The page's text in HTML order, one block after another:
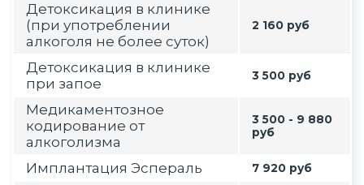
Детоксикация в клинике
(при употреблении
алкоголя не более суток)
2 160 руб
Детоксикация в клинике
при запое
3 500 руб
Медикаментозное
кодирование от
алкоголизма
3 500 - 9 880
руб
Имплантация Эспераль 7 920 руб